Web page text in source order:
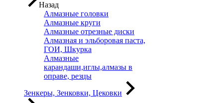
Назад
Алмазные головки
Алмазные круги
Алмазные отрезные диски
Алмазная и эльборовая паста,
ГОИ, Шкурка
Алмазные
карандаши,иглы,алмазы в
оправе, резцы
Зенкеры, Зенковки, Цековки